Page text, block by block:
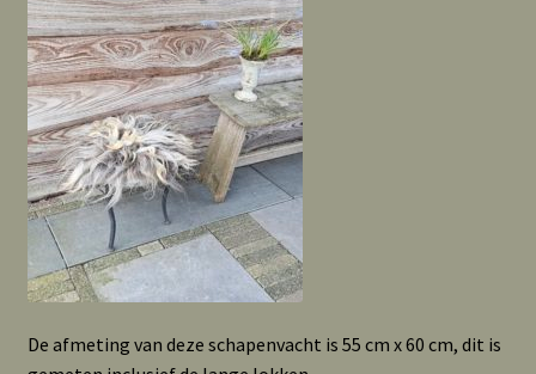
De afmeting van deze schapenvacht is 55 cm x 60 cm, dit is